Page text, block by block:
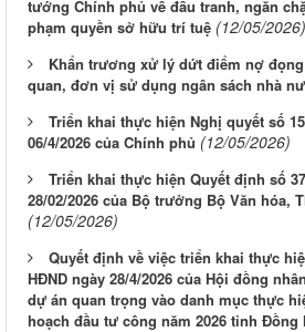
tướng Chính phủ về đấu tranh, ngăn
phạm quyền sở hữu trí tuệ (12/05/2026)
Khẩn trương xử lý dứt điểm nợ
quan, đơn vị sử dụng ngân sách nhà
Triển khai thực hiện Nghị quyết số
06/4/2026 của Chính phủ (12/05/2026)
Triển khai thực hiện Quyết định số
28/02/2026 của Bộ trưởng Bộ Văn hóa,
(12/05/2026)
Quyết định về việc triển khai thực
HĐND ngày 28/4/2026 của Hội đồng
dự án quan trọng vào danh mục thực
hoạch đầu tư công năm 2026 tỉnh Đồng